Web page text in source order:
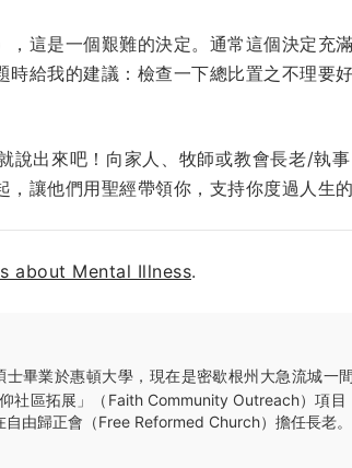
這是一個艱難的決定。通常這個決定充
給我的建議：檢查一下總比置之不理要
說出來吧！向家人、牧師或教會長老/執
讓他們用聖經帶領你，支持你度過人生
about Mental Illness.
士畢業於惠頓大學，現在是密歇根州大急流城一
社區拓展」（Faith Community Outreach）項
由歸正會（Free Reformed Church）擔任長老。